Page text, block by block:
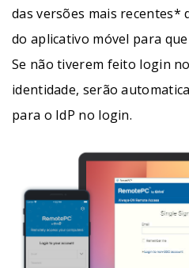
das versões mais recentes*
do aplicativo móvel para
Se não tiverem feito login
identidade, serão
para o IdP no login.